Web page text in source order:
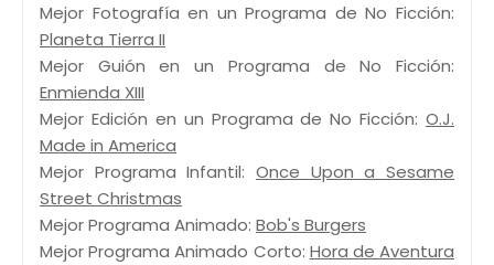
Mejor Fotografía en un Programa de No Ficción:
Planeta Tierra II
Mejor Guión en un Programa de No Ficción:
Enmienda XIII
Mejor Edición en un Programa de No Ficción: O.J.
Made in America
Mejor Programa Infantil: Once Upon a Sesame
Street Christmas
Mejor Programa Animado: Bob's Burgers
Mejor Programa Animado Corto: Hora de Aventura